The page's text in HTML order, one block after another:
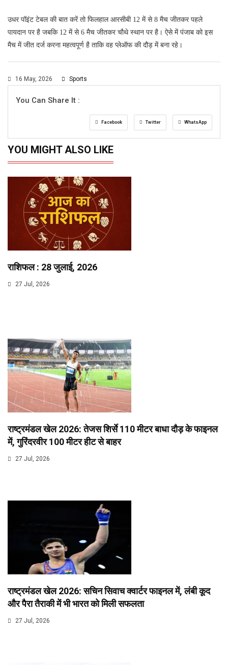
उधर पॉइंट टेबल की बात करें तो फिलहाल आरसीबी 12 में से 8 मैच जीतकर पहले
पायदान पर है जबकि 12 में से 6 मैच जीतकर चौथे स्थान पर है। ऐसे में पंजाब को इस
मैच में जीत दर्ज करना महत्वपूर्ण है ताकि वह प्लेऑफ की दौड़ में बना रहे।
16 May, 2026 Sports
You Can Share It :
Facebook Twitter WhatsApp
YOU MIGHT ALSO LIKE
राशिफल : 28 जुलाई, 2026
27 Jul, 2026
राष्ट्रमंडल खेल 2026: तेजस शिर्से 110 मीटर बाधा दौड़ के फाइनल
में, गुरिंदरवीर 100 मीटर हीट से बाहर
27 Jul, 2026
राष्ट्रमंडल खेल 2026: सचिन सिवाच क्वार्टर फाइनल में, लंबी कूद
और पैरा तैराकी में भी भारत को मिली सफलता
27 Jul, 2026